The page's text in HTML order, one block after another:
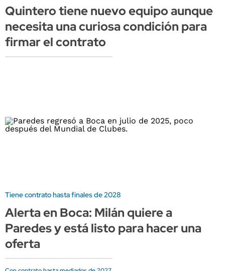
Quintero tiene nuevo equipo aunque
necesita una curiosa condición para
firmar el contrato
Tiene contrato hasta finales de 2028
Alerta en Boca: Milán quiere a
Paredes y está listo para hacer una
oferta